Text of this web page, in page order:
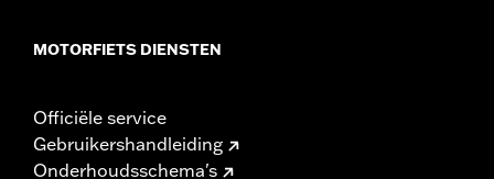
MOTORFIETS DIENSTEN
Officiële service
Gebruikershandleiding
Onderhoudsschema's